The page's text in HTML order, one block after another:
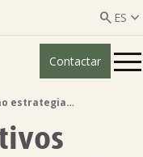
 ES 
ES
Contactar
estrategia…